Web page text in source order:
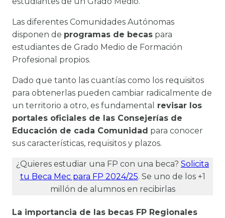
Las diferentes Comunidades Autónomas
disponen de programas de becas para
estudiantes de Grado Medio de Formación
Profesional propios.
Dado que tanto las cuantías como los requisitos
para obtenerlas pueden cambiar radicalmente de
un territorio a otro, es fundamental
revisar los
portales oficiales de las Consejerías de
Educación de cada Comunidad para conocer
sus características, requisitos y plazos.
¿Quieres estudiar una FP con una beca? Solicita
tu Beca Mec para FP 2024/25. Se uno de los +1
millón de alumnos en recibirlas
La importancia de las becas FP Regionales